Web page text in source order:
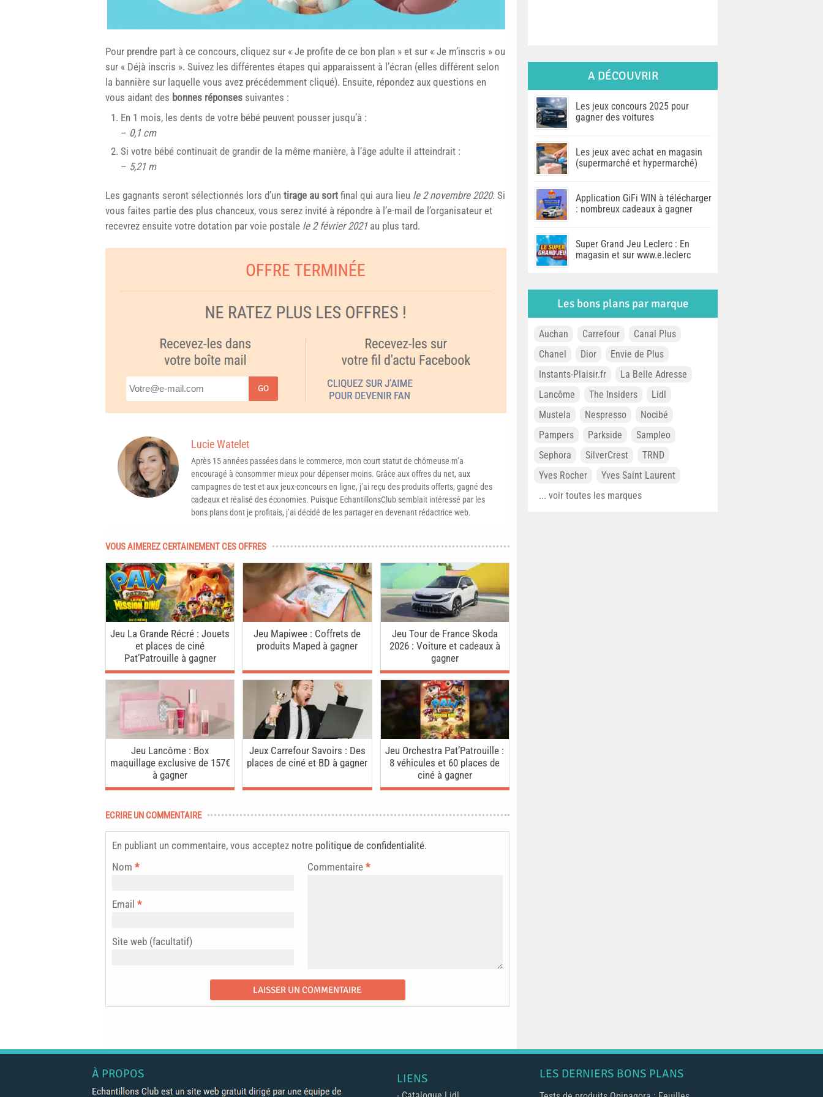
Pour prendre part à ce concours, cliquez sur « Je profite de ce bon plan » et sur « Je m’inscris » ou
sur « Déjà inscris ». Suivez les différentes étapes qui apparaissent à l’écran (elles différent selon
la bannière sur laquelle vous avez précédemment cliqué). Ensuite, répondez aux questions en
vous aidant des bonnes réponses suivantes :
En 1 mois, les dents de votre bébé peuvent pousser jusqu’à :
– 0,1 cm
Si votre bébé continuait de grandir de la même manière, à l’âge adulte il atteindrait :
– 5,21 m
Les gagnants seront sélectionnés lors d’un tirage au sort final qui aura lieu le 2 novembre 2020. Si
vous faites partie des plus chanceux, vous serez invité à répondre à l’e-mail de l’organisateur et
recevrez ensuite votre dotation par voie postale le 2 février 2021 au plus tard.
GO
Lucie Watelet
Après 15 années passées dans le commerce, mon court statut de chômeuse m’a
encouragé à consommer mieux pour dépenser moins. Grâce aux offres du net, aux
campagnes de test et aux jeux-concours en ligne, j’ai reçu des produits offerts, gagné des
cadeaux et réalisé des économies. Puisque EchantillonsClub semblait intéressé par les
bons plans dont je profitais, j’ai décidé de les partager en devenant rédactrice web.
VOUS AIMEREZ CERTAINEMENT CES OFFRES
Jeu La Grande Récré : Jouets
et places de ciné
Pat’Patrouille à gagner
Jeu Mapiwee : Coffrets de
produits Maped à gagner
Jeu Tour de France Skoda
2026 : Voiture et cadeaux à
gagner
Jeu Lancôme : Box
maquillage exclusive de 157€
à gagner
Jeux Carrefour Savoirs : Des
places de ciné et BD à gagner
Jeu Orchestra Pat’Patrouille :
8 véhicules et 60 places de
ciné à gagner
ECRIRE UN COMMENTAIRE
En publiant un commentaire, vous acceptez notre politique de confidentialité.
Commentaire *
Nom *
Email *
Site web (facultatif)
A DÉCOUVRIR
Les jeux concours 2025 pour
gagner des voitures
Les jeux avec achat en magasin
(supermarché et hypermarché)
Application GiFi WIN à télécharger
: nombreux cadeaux à gagner
Super Grand Jeu Leclerc : En
magasin et sur www.e.leclerc
Les bons plans par marque
Auchan Carrefour
Canal Plus
Chanel
Dior
Envie de Plus
Instants-Plaisir.fr
La Belle Adresse
Lancôme
The Insiders
Lidl
Mustela
Nespresso
Nocibé
Pampers
Parkside
Sampleo
Sephora
SilverCrest
TRND
Yves Rocher
Yves Saint Laurent
... voir toutes les marques
À PROPOS LIENS LES DERNIERS BONS PLANS